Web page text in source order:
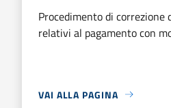
Procedimento di
relativi al pagamento con
VAI ALLA PAGINA